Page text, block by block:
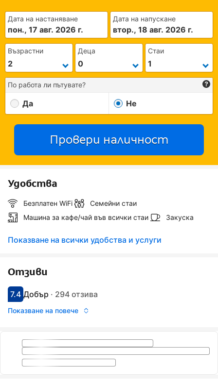
Дата на настаняване
пон., 17 авг. 2026 г.
Дата на напускане
втор., 18 авг. 2026 г.
Възрастни Деца Стаи
По работа ли пътувате?
Да Не
Провери наличност
Удобства
Безплатен WiFi
Семейни стаи
Машина за кафе/чай във всички стаи
Закуска
Показване на всички удобства и услуги
Отзиви
С оценка: 7.4
7.4
Оценено като: добро
Добър · 294 отзива
Показване на повече